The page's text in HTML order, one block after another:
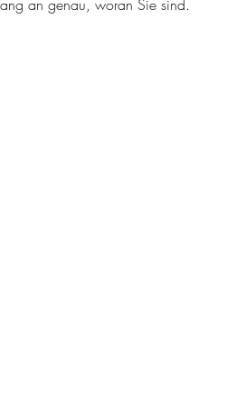
an genau, woran Sie sind.